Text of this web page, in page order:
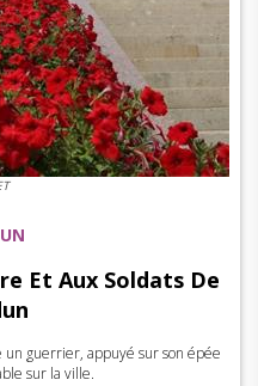
Et Aux Soldats De
guerrier, appuyé sur son épée
sur la ville.